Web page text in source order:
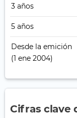
3 años
5 años
Desde la emición
(1 ene 2004)
Cifras clave